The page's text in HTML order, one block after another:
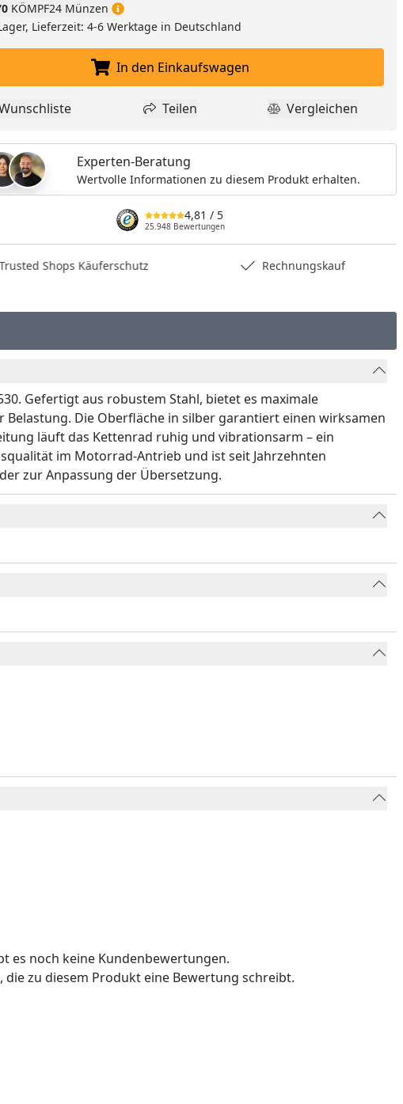
hinzufügen
KÖMPF24 Münzen
Lieferzeit: 4-6 Werktage in Deutschland
In den Einkaufswagen legen
In den Einkaufswagen
Produkt zur Wunschliste hinzufügen
Teilen
Teilen Produkt
Vergleichen
Experten-Beratung
Wertvolle Informationen zu diesem Produkt erhalten.
4,81 / 5
25.948 Bewertungen
Shops Käuferschutz Rechnungskauf
Gefertigt aus robustem Stahl, bietet es maximale
Die Oberfläche in silber garantiert einen wirksamen
läuft das Kettenrad ruhig und vibrationsarm – ein
im Motorrad-Antrieb und ist seit Jahrzehnten
zur Anpassung der Übersetzung.
es noch keine Kundenbewertungen.
die zu diesem Produkt eine Bewertung schreibt.